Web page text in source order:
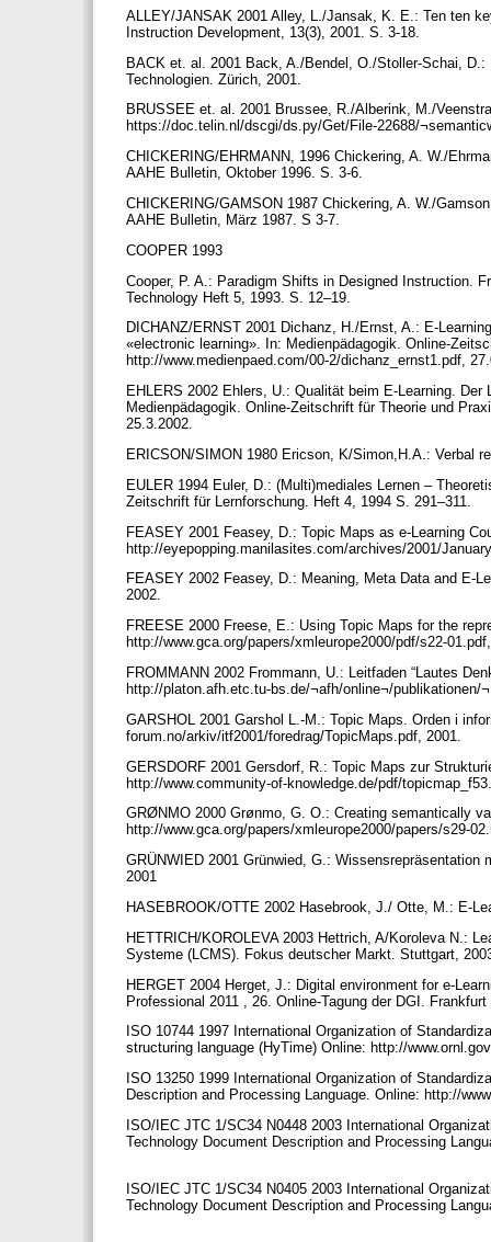
ALLEY/JANSAK 2001 Alley, L./Jansak, K. E.: Ten ten
Instruction Development, 13(3), 2001. S. 3-18.
BACK et. al. 2001 Back, A./Bendel, O./Stoller-Schai,
Technologien. Zürich, 2001.
BRUSSEE et. al. 2001 Brussee, R./Alberink, M./
https://doc.telin.nl/dscgi/ds.py/Get/File-22688/
CHICKERING/EHRMANN, 1996 Chickering, A. W./
AAHE Bulletin, Oktober 1996. S. 3-6.
CHICKERING/GAMSON 1987 Chickering, A. W./
AAHE Bulletin, März 1987. S 3-7.
COOPER 1993
Cooper, P. A.: Paradigm Shifts in Designed Instruction.
Technology Heft 5, 1993. S. 12–19.
DICHANZ/ERNST 2001 Dichanz, H./Ernst, A.: E-
«electronic learning». In: Medienpädagogik. Online-
http://www.medienpaed.com/00-2/dichanz_ernst1.pdf,
EHLERS 2002 Ehlers, U.: Qualität beim E-Learning.
Medienpädagogik. Online-Zeitschrift für Theorie und
25.3.2002.
ERICSON/SIMON 1980 Ericson, K/Simon,H.A.: Verbal
EULER 1994 Euler, D.: (Multi)mediales Lernen –
Zeitschrift für Lernforschung. Heft 4, 1994 S. 291–311.
FEASEY 2001 Feasey, D.: Topic Maps as e-Learning
http://eyepopping.manilasites.com/archives/2001/
FEASEY 2002 Feasey, D.: Meaning, Meta Data and E-
2002.
FREESE 2000 Freese, E.: Using Topic Maps for the
http://www.gca.org/papers/xmleurope2000/pdf/s22-
FROMMANN 2002 Frommann, U.: Leitfaden “Lautes
http://platon.afh.etc.tu-bs.de/¬afh/online¬/
GARSHOL 2001 Garshol L.-M.: Topic Maps. Orden i
forum.no/arkiv/itf2001/foredrag/TopicMaps.pdf, 2001.
GERSDORF 2001 Gersdorf, R.: Topic Maps zur
http://www.community-of-knowledge.de/pdf/
GRØNMO 2000 Grønmo, G. O.: Creating semantically
http://www.gca.org/papers/xmleurope2000/papers/s29-
GRÜNWIED 2001 Grünwied, G.:
2001
HASEBROOK/OTTE 2002 Hasebrook, J./ Otte, M.: E-
HETTRICH/KOROLEVA 2003 Hettrich, A/Koroleva N.:
Systeme (LCMS). Fokus deutscher Markt. Stuttgart,
HERGET 2004 Herget, J.: Digital environment for e-
Professional 2011 , 26. Online-Tagung der DGI.
ISO 10744 1997 International Organization of
structuring language (HyTime) Online: http://
ISO 13250 1999 International Organization of
Description and Processing Language. Online: http://
ISO/IEC JTC 1/SC34 N0448 2003 International
Technology Document Description and Processing
ISO/IEC JTC 1/SC34 N0405 2003 International
Technology Document Description and Processing